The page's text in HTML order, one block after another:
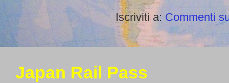
Iscriviti a: Commenti
Japan Rail Pass